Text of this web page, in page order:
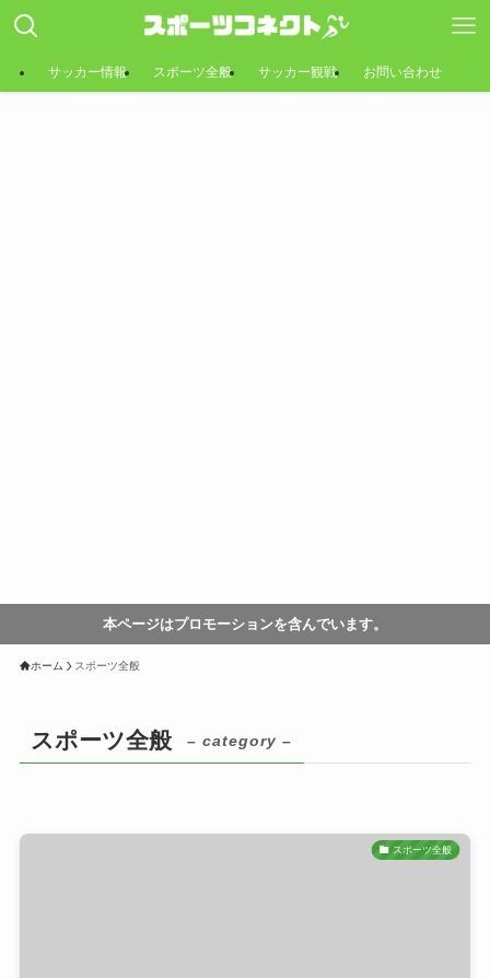
サッカー情報 スポーツ全般 サッカー観戦 お問い合わせ
本ページはプロモーションを含んでいます。
ホーム スポーツ全般
スポーツ全般 – category –
スポーツ全般